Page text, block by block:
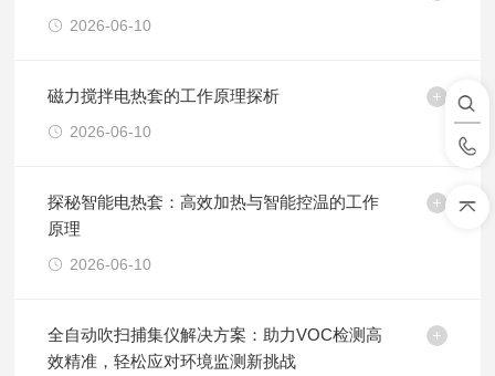
2026-06-10
磁力搅拌电热套的工作原理探析
2026-06-10
探秘智能电热套：高效加热与智能控温的工作
原理
2026-06-10
全自动吹扫捕集仪解决方案：助力VOC检测高
效精准，轻松应对环境监测新挑战